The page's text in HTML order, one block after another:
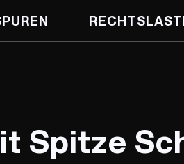
Spitze